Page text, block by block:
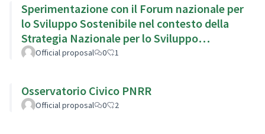
Sperimentazione con il Forum nazionale per
lo Sviluppo Sostenibile nel contesto della
Strategia Nazionale per lo Sviluppo
Sostenibile
Official proposal 0 1
Osservatorio Civico PNRR
Official proposal 0 2